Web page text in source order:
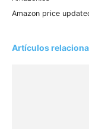
Amazon price
Artículos